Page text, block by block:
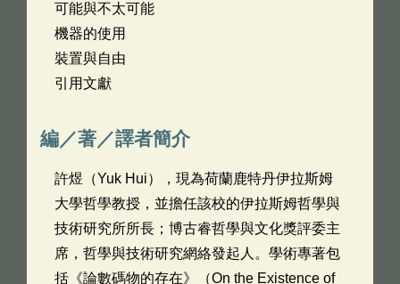
可能與不太可能
機器的使用
裝置與自由
引用文獻
編／著／譯者簡介
許煜（Yuk Hui），現為荷蘭鹿特丹伊拉斯姆
大學哲學教授，並擔任該校的伊拉斯姆哲學與
技術研究所所長；博古睿哲學與文化獎評委主
席，哲學與技術研究網絡發起人。學術專著包
括《論數碼物的存在》（On the Existence of